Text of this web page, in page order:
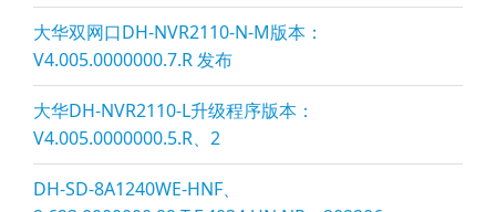
大华双网口DH-NVR2110-N-M版本：
V4.005.0000000.7.R 发布
大华DH-NVR2110-L升级程序版本：
V4.005.0000000.5.R、2
DH-SD-8A1240WE-HNF、